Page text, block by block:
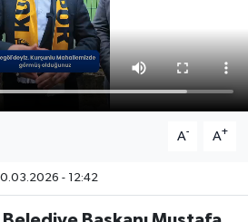
A- A+
- 12:42